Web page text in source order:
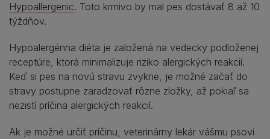
Hypoallergenic. Toto krmivo by mal pes dostávať 8 až 10
týždňov.
Hypoalergénna diéta je založená na vedecky podloženej
receptúre, ktorá minimalizuje riziko alergických reakcií.
Keď si pes na novú stravu zvykne, je možné začať do
stravy postupne zaradzovať rôzne zložky, až pokiaľ sa
nezistí príčina alergických reakcií.
Ak je možné určiť príčinu, veterinárny lekár vášmu psovi